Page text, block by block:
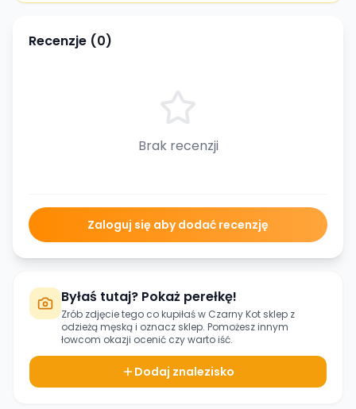
Recenzje (0)
Brak recenzji
Zaloguj się aby dodać recenzję
Byłaś tutaj? Pokaż perełkę!
Zrób zdjęcie tego co kupiłaś w Czarny Kot sklep z
odzieżą męskąi oznacz sklep. Pomożesz innym
łowcom okazji ocenić czy warto iść.
Dodaj znalezisko